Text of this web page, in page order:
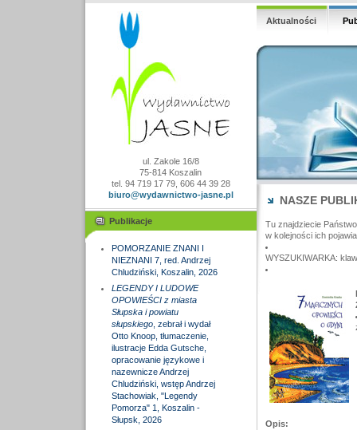
ul. Zakole 16/8
75-814 Koszalin
tel. 94 719 17 79, 606 44 39 28
biuro@wydawnictwo-jasne.pl
Publikacje
POMORZANIE ZNANI I
NIEZNANI 7, red. Andrzej
Chludziński, Koszalin, 2026
LEGENDY I LUDOWE
OPOWIEŚCI z miasta
Słupska i powiatu
słupskiego, zebrał i wydał
Otto Knoop, tłumaczenie,
ilustracje Edda Gutsche,
opracowanie językowe i
nazewnicze Andrzej
Chludziński, wstęp Andrzej
Stachowiak, "Legendy
Pomorza" 1, Koszalin -
Słupsk, 2026
Aktualności
NASZE
Tu znajdziecie
w kolejności ich
WYSZUKIWARKA:
Opis: